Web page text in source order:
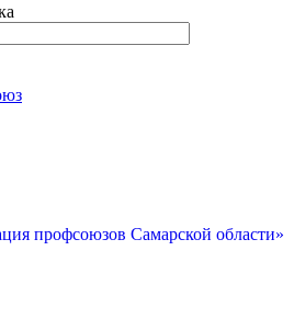
профсоюзов Самарской области»